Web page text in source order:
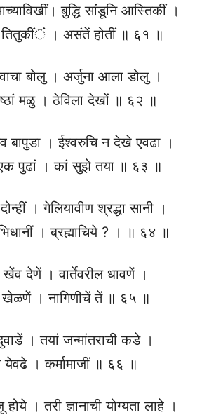
बुद्धि सांडूनि आस्तिकीं ।
तितुकींंंं । असंतें होतीं ॥ ६१ ॥
बोलु । अर्जुना आला डोलु ।
मळु । ठेविला देखों ॥ ६२ ॥
बापुडा । ईश्वरुचि न देखे एवढा ।
पुढां । कां सुझे तया ॥ ६३ ॥
। गेलियावीण श्रद्धा सानी ।
। ब्रह्माचिये ? । ॥ ६४ ॥
खेंव देणें । वार्तेवरील धावणें ।
खेळणें । नागिणीचें तें ॥ ६५ ॥
। तयां जन्मांतराची कडे ।
येवढे । कर्मामाजीं ॥ ६६ ॥
। तरी ज्ञानाची योग्यता लाहे ।